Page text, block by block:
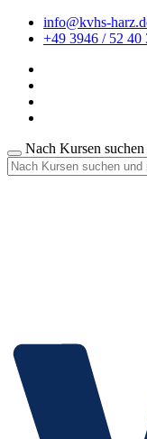
info@kvhs-
+49 3946 / 52 40
Nach Kursen